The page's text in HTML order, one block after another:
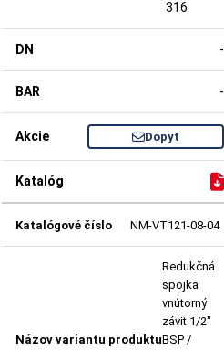
316
-
-
Dopyt
NM-VT121-08-04
Redukčná
spojka
vnútorný
závit 1/2"
BSP /